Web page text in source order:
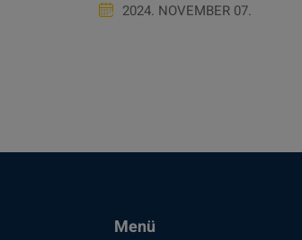
2024. NOVEMBER 07.
Menü